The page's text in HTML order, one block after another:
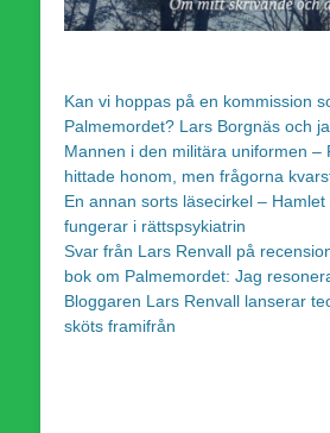
Kan vi hoppas på en kommission
Palmemordet? Lars Borgnäs och
Mannen i den militära uniformen –
hittade honom, men frågorna
En annan sorts läsecirkel –
fungerar i rättspsykiatrin
Svar från Lars Renvall på
bok om Palmemordet: Jag
Bloggaren Lars Renvall lanserar
sköts framifrån